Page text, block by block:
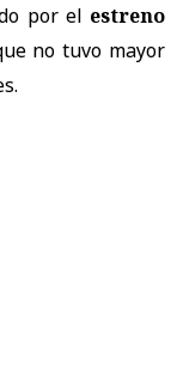
por el estreno
no tuvo mayor